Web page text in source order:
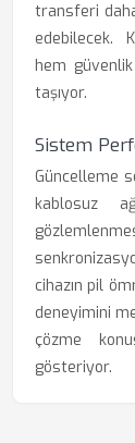
transferi
edebilecek.
hem
taşıyor.
Sistem
Güncelleme
kablosuz
cihazın pil
deneyimini
çözme
gösteriyor.